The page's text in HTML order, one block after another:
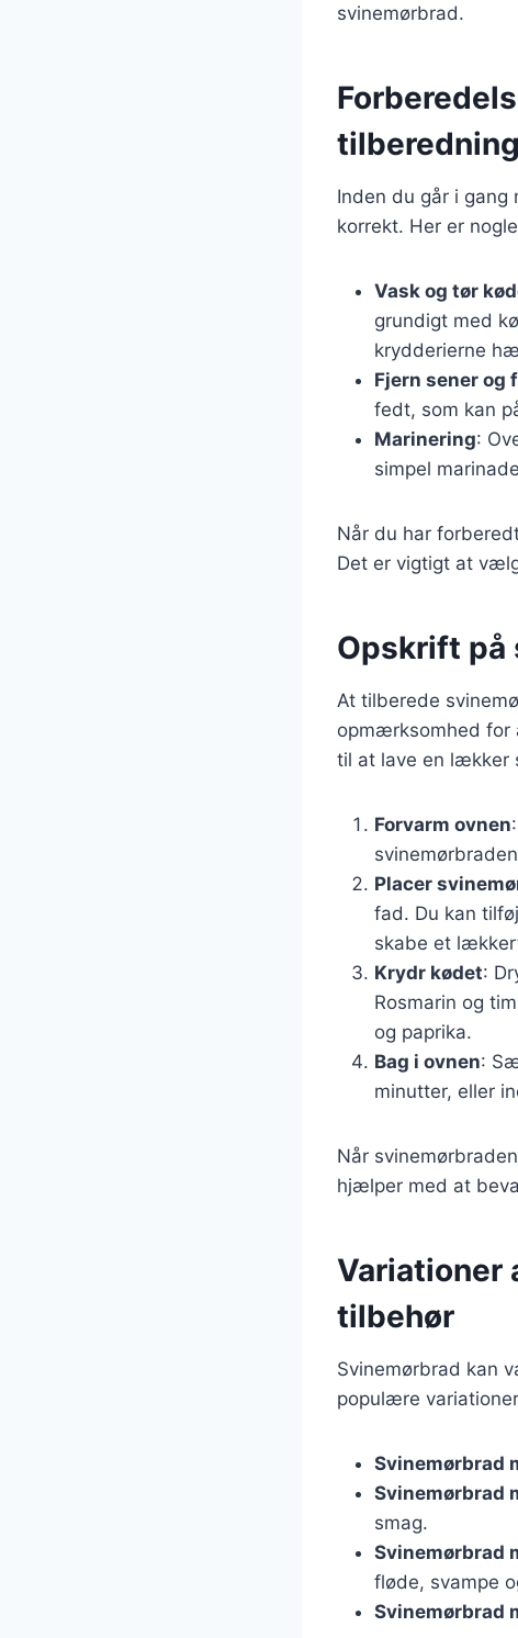
svinemørbrad.
tilberedning
Inden du går i
korrekt. Her er
Vask og tør
grundigt med
krydderierne
Fjern sener og
fedt, som kan
Marinering:
simpel
Når du har
Det er vigtigt at
Opskrift på
At tilberede
opmærksomhed for
til at lave en lækker
Forvarm ovnen
Placer
fad. Du kan
skabe et
Krydr kødet:
Rosmarin og
og paprika.
Bag i ovnen:
minutter, eller
Når
hjælper med at
Variationer
tilbehør
Svinemørbrad kan
populære
Svinemørbrad
Svinemørbrad
smag.
Svinemørbrad
fløde, svampe
Svinemørbrad